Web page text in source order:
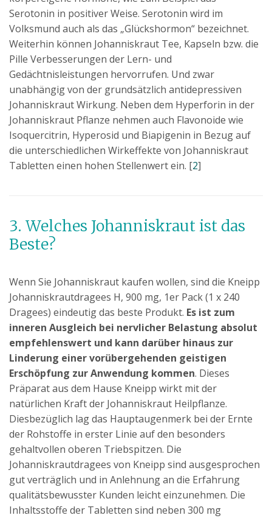
Serotonin in positiver Weise. Serotonin wird im
Volksmund auch als das „Glückshormon“ bezeichnet.
Weiterhin können Johanniskraut Tee, Kapseln bzw. die
Pille Verbesserungen der Lern- und
Gedächtnisleistungen hervorrufen. Und zwar
unabhängig von der grundsätzlich antidepressiven
Johanniskraut Wirkung. Neben dem Hyperforin in der
Johanniskraut Pflanze nehmen auch Flavonoide wie
Isoquercitrin, Hyperosid und Biapigenin in Bezug auf
die unterschiedlichen Wirkeffekte von Johanniskraut
Tabletten einen hohen Stellenwert ein. [2]
3. Welches Johanniskraut ist das
Beste?
Wenn Sie Johanniskraut kaufen wollen, sind die Kneipp
Johanniskrautdragees H, 900 mg, 1er Pack (1 x 240
Dragees) eindeutig das beste Produkt. Es ist zum
inneren Ausgleich bei nervlicher Belastung absolut
empfehlenswert und kann darüber hinaus zur
Linderung einer vorübergehenden geistigen
Erschöpfung zur Anwendung kommen. Dieses
Präparat aus dem Hause Kneipp wirkt mit der
natürlichen Kraft der Johanniskraut Heilpflanze.
Diesbezüglich lag das Hauptaugenmerk bei der Ernte
der Rohstoffe in erster Linie auf den besonders
gehaltvollen oberen Triebspitzen. Die
Johanniskrautdragees von Kneipp sind ausgesprochen
gut verträglich und in Anlehnung an die Erfahrung
qualitätsbewusster Kunden leicht einzunehmen. Die
Inhaltsstoffe der Tabletten sind neben 300 mg